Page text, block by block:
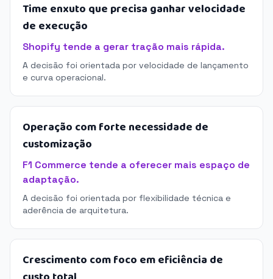
Time enxuto que precisa ganhar velocidade
de execução
Shopify tende a gerar tração mais rápida.
A decisão foi orientada por velocidade de lançamento
e curva operacional.
Operação com forte necessidade de
customização
F1 Commerce tende a oferecer mais espaço de
adaptação.
A decisão foi orientada por flexibilidade técnica e
aderência de arquitetura.
Crescimento com foco em eficiência de